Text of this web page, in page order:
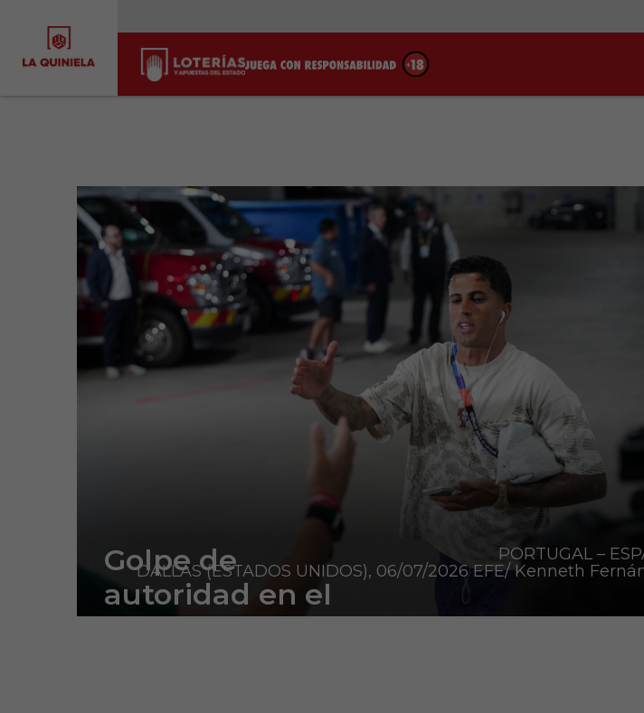
PORTUGAL –
DALLAS (ESTADOS UNIDOS), 06/07/2026 EFE/ Kenneth
Golpe de
autoridad en el
Bernabéu: